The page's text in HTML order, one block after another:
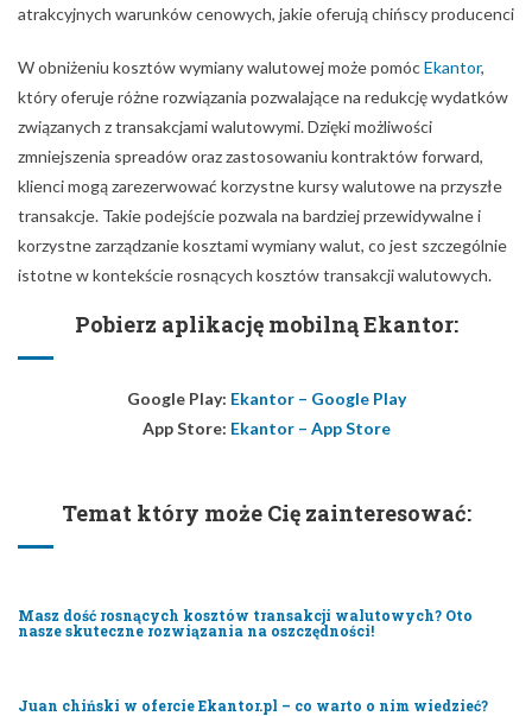
atrakcyjnych warunków cenowych, jakie oferują chińscy producenci
W obniżeniu kosztów wymiany walutowej może pomócEkantor,
który oferuje różne rozwiązania pozwalające na redukcję wydatków
związanych z transakcjami walutowymi. Dzięki możliwości
zmniejszenia spreadów oraz zastosowaniu kontraktów forward,
klienci mogą zarezerwować korzystne kursy walutowe na przyszłe
transakcje. Takie podejście pozwala na bardziej przewidywalne i
korzystne zarządzanie kosztami wymiany walut, co jest szczególnie
istotne w kontekście rosnących kosztów transakcji walutowych.
Pobierz aplikację mobilną Ekantor:
Google Play: Ekantor – Google Play
App Store: Ekantor – App Store
Temat który może Cię zainteresować:
Masz dość rosnących kosztów transakcji walutowych? Oto
nasze skuteczne rozwiązania na oszczędności!
Juan chiński w ofercie Ekantor.pl – co warto o nim wiedzieć?